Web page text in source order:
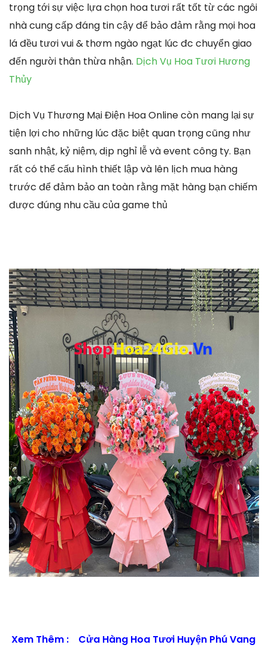
trọng tới sự việc lựa chọn hoa tươi rất tốt từ các ngôi
nhà cung cấp đáng tin cậy để bảo đảm rằng mọi hoa
lá đều tươi vui & thơm ngào ngạt lúc đc chuyển giao
đến người thân thừa nhận. Dịch Vụ Hoa Tươi Hương
Thủy
Dịch Vụ Thương Mại Điện Hoa Online còn mang lại sự
tiện lợi cho những lúc đặc biệt quan trọng cũng như
sanh nhật, kỷ niệm, dịp nghỉ lễ và event công ty. Bạn
rất có thể cấu hình thiết lập và lên lịch mua hàng
trước để đảm bảo an toàn rằng mặt hàng bạn chiếm
được đúng nhu cầu của game thủ
Xem Thêm : Cửa Hàng Hoa Tươi Huyện Phú Vang